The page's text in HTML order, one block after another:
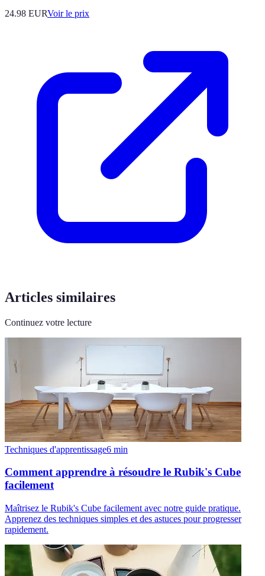
24.98 EURVoir le prix
Articles similaires
Continuez votre lecture
Techniques d'apprentissage6 min
Comment apprendre à résoudre le Rubik's Cube
facilement
Maîtrisez le Rubik's Cube facilement avec notre guide pratique.
Apprenez des techniques simples et des astuces pour progresser
rapidement.